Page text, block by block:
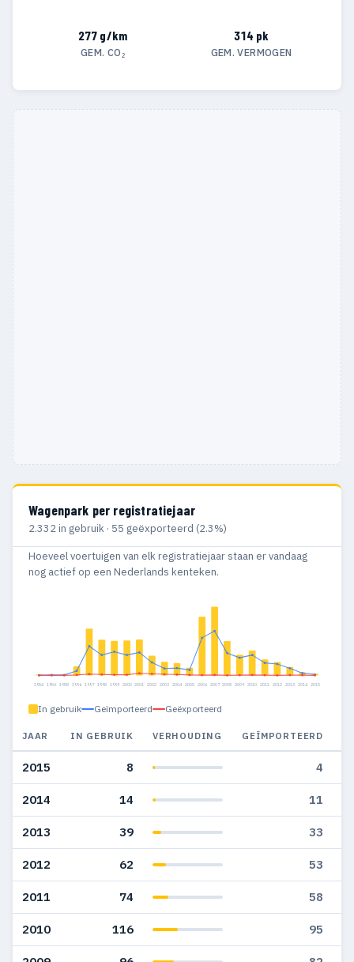
277 g/km
GEM. CO₂
314 pk
GEM. VERMOGEN
Wagenpark per registratiejaar
2.332 in gebruik · 55 geëxporteerd (2.3%)
Hoeveel voertuigen van elk registratiejaar staan er vandaag
nog actief op een Nederlands kenteken.
1954 1956 1958 1996 1997 1998 1999 2000 2001 2002 2003 2004 2005 2006 2007 2008 2009 2010 2011 2012 2013 2014 2015
In gebruik Geïmporteerd Geëxporteerd
JAAR IN GEBRUIK VERHOUDING GEÏMPORTEERD
2015 8 4
2014 14 11
2013 39 33
2012 62 53
2011 74 58
2010 116 95